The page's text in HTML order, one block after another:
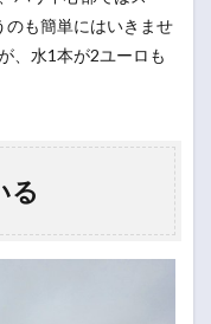
のも簡単にはいきませ
、水1本が2ユーロも
る